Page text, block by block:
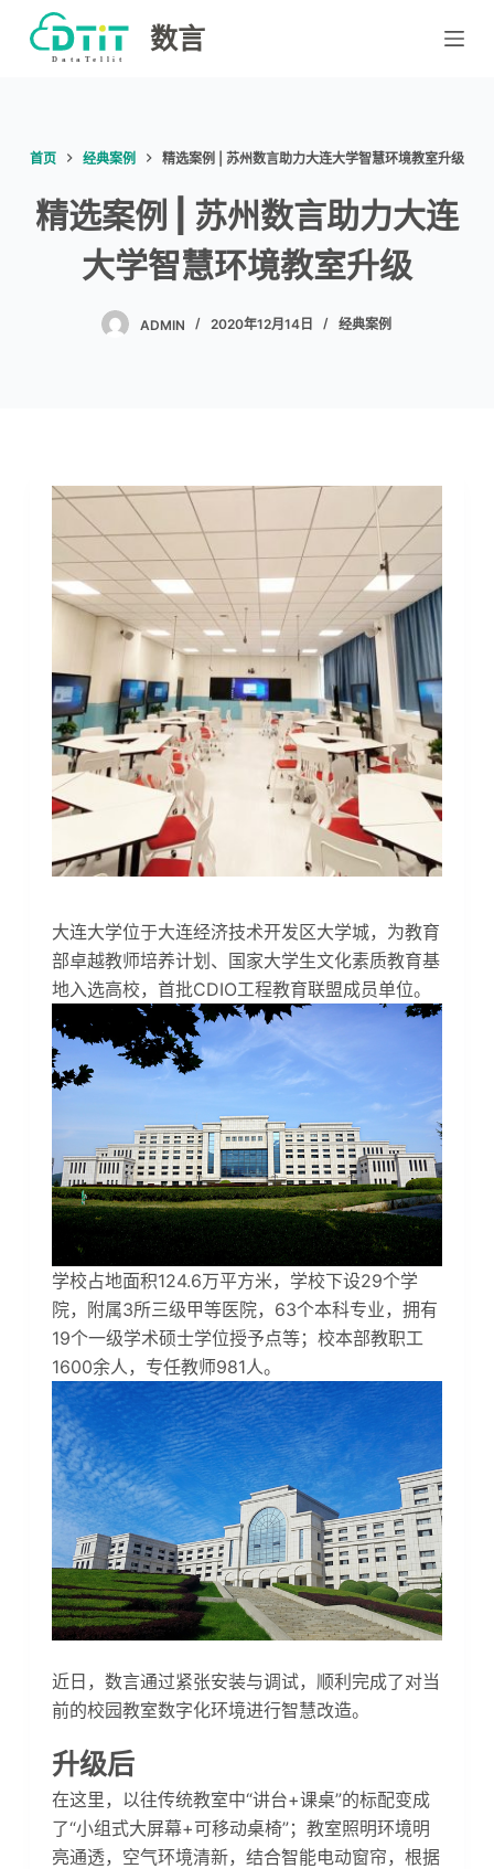
跳
过
数言
首页 经典案例 精选案例 | 苏州数言助力大连大学智慧环境教室升级
精选案例 | 苏州数言助力大连
大学智慧环境教室升级
ADMIN 2020年12月14日 经典案例
​大连大学位于大连经济技术开发区大学城，为教育
部卓越教师培养计划、国家大学生文化素质教育基
地入选高校，首批CDIO工程教育联盟成员单位。
学校占地面积124.6万平方米，学校下设29个学
院，附属3所三级甲等医院，63个本科专业，拥有
19个一级学术硕士学位授予点等；校本部教职工
1600余人，专任教师981人。
近日，数言通过紧张安装与调试，顺利完成了对当
前的校园教室数字化环境进行智慧改造。
升级后
在这里，以往传统教室中“讲台+课桌”的标配变成
了“小组式大屏幕+可移动桌椅”；教室照明环境明
亮通透，空气环境清新，结合智能电动窗帘，根据